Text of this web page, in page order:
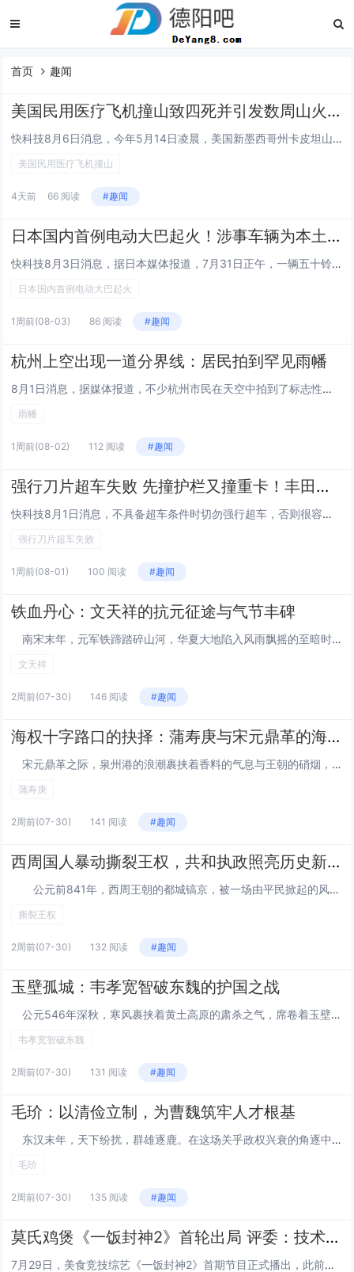
首页 趣闻
美国民用医疗飞机撞山致四死并引发数周山火 背后隐藏真相曝光！
快科技8月6日消息，今年5月14日凌晨，美国新墨西哥州卡皮坦山脉发生一起空难：一架比奇空中国王C90民用医疗转运飞机撞上山体，机上两名飞行员、两名航空护士共计4人全部遇难。飞机坠毁还引燃山林并演变为严重山火，火情持续燃烧数周才被完全扑灭，过...
美国民用医疗飞机撞山
4天前 66 阅读 #趣闻
日本国内首例电动大巴起火！涉事车辆为本土品牌五十铃、电池韩国造
快科技8月3日消息，据日本媒体报道，7月31日正午，一辆五十铃纯电动巴士在大阪市住之江区南港中埠头站附近道路突发起火，车顶前部燃烧剧烈，浓烟冲天。这是日本国内首例电动巴士火灾事故。事发车辆为五十铃Erga EV，属大阪燃气集团关联公司员工通...
日本国内首例电动大巴起火
1周前(08-03) 86 阅读 #趣闻
杭州上空出现一道分界线：居民拍到罕见雨幡
8月1日消息，据媒体报道，不少杭州市民在天空中拍到了标志性的晴雨分界线，画面清晰壮观。与此同时，部分区域还观测到罕见的雨幡气象景观，引发了不少人的关注与讨论。雨幡是气象学中的一种现象，指雨滴在降落过程中尚未到达地面便已蒸发，进而在云底形成的...
雨幡
1周前(08-02) 112 阅读 #趣闻
强行刀片超车失败 先撞护栏又撞重卡！丰田威兰达当场成废铁
快科技8月1日消息，不具备超车条件时切勿强行超车，否则很容易发生严重交通事故，公安部交通管理局就披露了这样一起案例。6月12日，沪蓉高速湖北汉川段，曾某驾驶一辆白色SUV在慢车道行驶，在无安全距离、毫无变道超车条件时强行挤进快车道，结果与快...
强行刀片超车失败
1周前(08-01) 100 阅读 #趣闻
铁血丹心：文天祥的抗元征途与气节丰碑
南宋末年，元军铁蹄踏碎山河，华夏大地陷入风雨飘摇的至暗时刻。当朝廷偏安一隅、投降派充斥朝堂，文天祥以一介书生挺身而出，变卖家产募兵勤王，奔走各地联络义军，用热血践行保家卫国的誓言；兵败被俘后，他面对威逼利诱岿然不动，以生命坚守民族气节，在...
文天祥
2周前(07-30) 146 阅读 #趣闻
海权十字路口的抉择：蒲寿庚与宋元鼎革的海贸博弈
宋元鼎革之际，泉州港的浪潮裹挟着香料的气息与王朝的硝烟，成为东西方贸易与权力交锋的核心舞台。阿拉伯海商后裔蒲寿庚，凭借对南洋通商要道的绝对掌控，在王朝更迭的漩涡中，以利益为秤、以局势为尺，做出了影响历史走向的关键抉择，成为宋元海贸史上极具...
蒲寿庚
2周前(07-30) 141 阅读 #趣闻
西周国人暴动撕裂王权，共和执政照亮历史新程
公元前841年，西周王朝的都城镐京，被一场由平民掀起的风暴席卷。这场史称“国人暴动”的抗争，不仅将周厉王逐出王宫，更彻底撼动了周天子不可撼动的权威，催生了中国历史上首个共和执政的政权。这场以平民为主体的抗争，打破了“君权神授”的神话，用...
撕裂王权
2周前(07-30) 132 阅读 #趣闻
玉壁孤城：韦孝宽智破东魏的护国之战
公元546年深秋，寒风裹挟着黄土高原的肃杀之气，席卷着玉壁古城的每一寸城墙。城下，东魏丞相高欢亲率十万大军，营帐连绵如黑云压境；城上，西魏守将韦孝宽仅率不足七千守军，却目光如炬，稳坐城楼。这场关乎两国国运的攻防对决，最终以韦孝宽的完胜载入...
韦孝宽智破东魏
2周前(07-30) 131 阅读 #趣闻
毛玠：以清俭立制，为曹魏筑牢人才根基
东汉末年，天下纷扰，群雄逐鹿。在这场关乎政权兴衰的角逐中，曹魏势力能从乱世中崛起，不仅得益于曹操的雄才大略，更离不开一批能臣的鼎力辅佐。其中，谋士毛玠以“清廉节俭”为纲，不仅扭转了当时奢靡浮华的官场风气，更凭借精准的识人之术，为曹魏选拔出...
毛玠
2周前(07-30) 135 阅读 #趣闻
莫氏鸡煲《一饭封神2》首轮出局 评委：技术含量不高
7月29日，美食竞技综艺《一饭封神2》首期节目正式播出，此前凭借“反向劝退”出圈、火爆全网四个月的顺德莫氏鸡煲遗憾止步首轮比拼，新荣记创始人张勇的专业点评，引发大众关于市井风味与专业厨艺评判标准的热议。莫氏鸡煲《一饭封神2》首轮出局 评委：...